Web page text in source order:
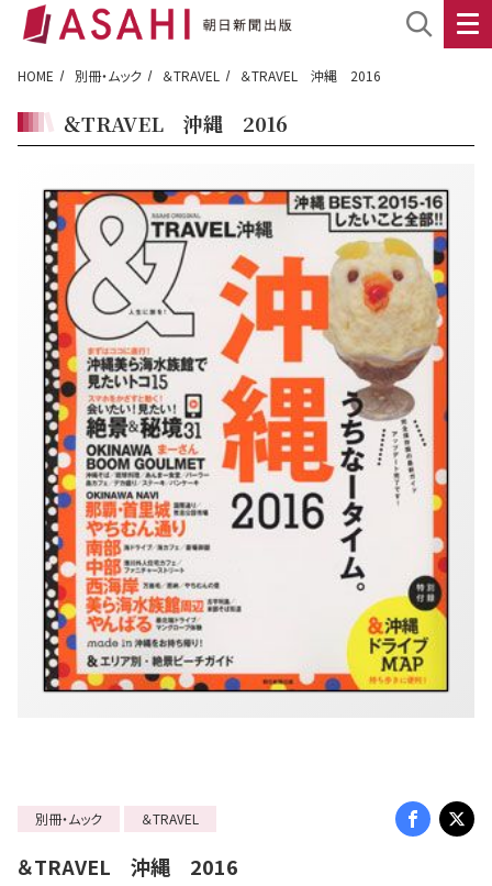
HOME 別冊・ムック ＆TRAVEL ＆TRAVEL 沖縄 2016
＆TRAVEL 沖縄 2016
別冊・ムック ＆TRAVEL
＆TRAVEL 沖縄 2016